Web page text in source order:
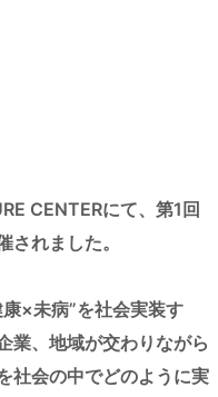
CENTERにて、第1回
されました。
×未病”を社会実装す
業、地域が交わりながら
社会の中でどのように実